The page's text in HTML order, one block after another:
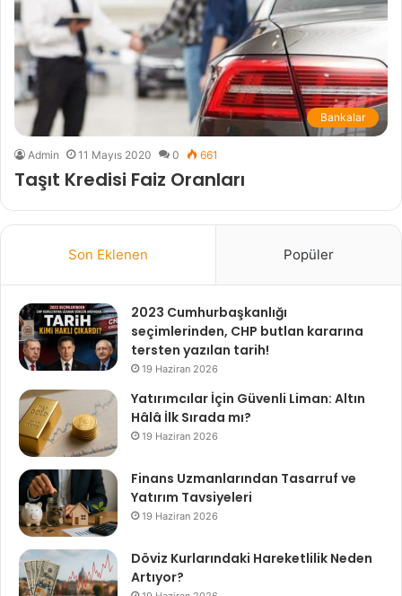
Bankalar
Admin 11 Mayıs 2020 0 661
Taşıt Kredisi Faiz Oranları
Son Eklenen Popüler
2023 Cumhurbaşkanlığı
seçimlerinden, CHP butlan kararına
tersten yazılan tarih!
19 Haziran 2026
Yatırımcılar İçin Güvenli Liman: Altın
Hâlâ İlk Sırada mı?
19 Haziran 2026
Finans Uzmanlarından Tasarruf ve
Yatırım Tavsiyeleri
19 Haziran 2026
Döviz Kurlarındaki Hareketlilik Neden
Artıyor?